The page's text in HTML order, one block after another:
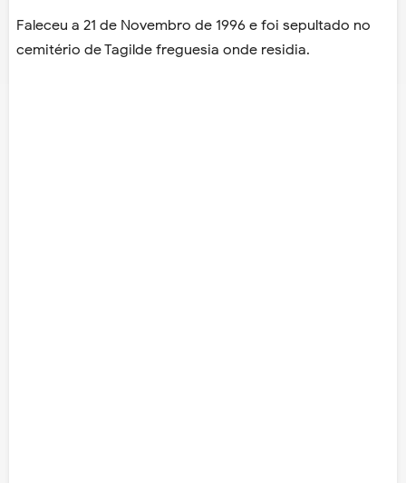
Faleceu a 21 de Novembro de 1996 e foi sepultado no
cemitério de Tagilde freguesia onde residia.